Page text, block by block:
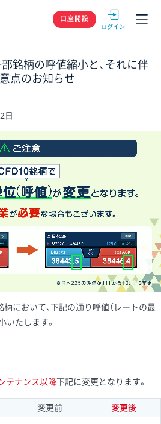
GMOクリック
口座開設
銘柄の呼値縮小と、それに伴
点のお知らせ
日
柄において、下記の通り呼値（レートの最
いたします。
テナンス以降下記に変更となります。
変更前 変更後